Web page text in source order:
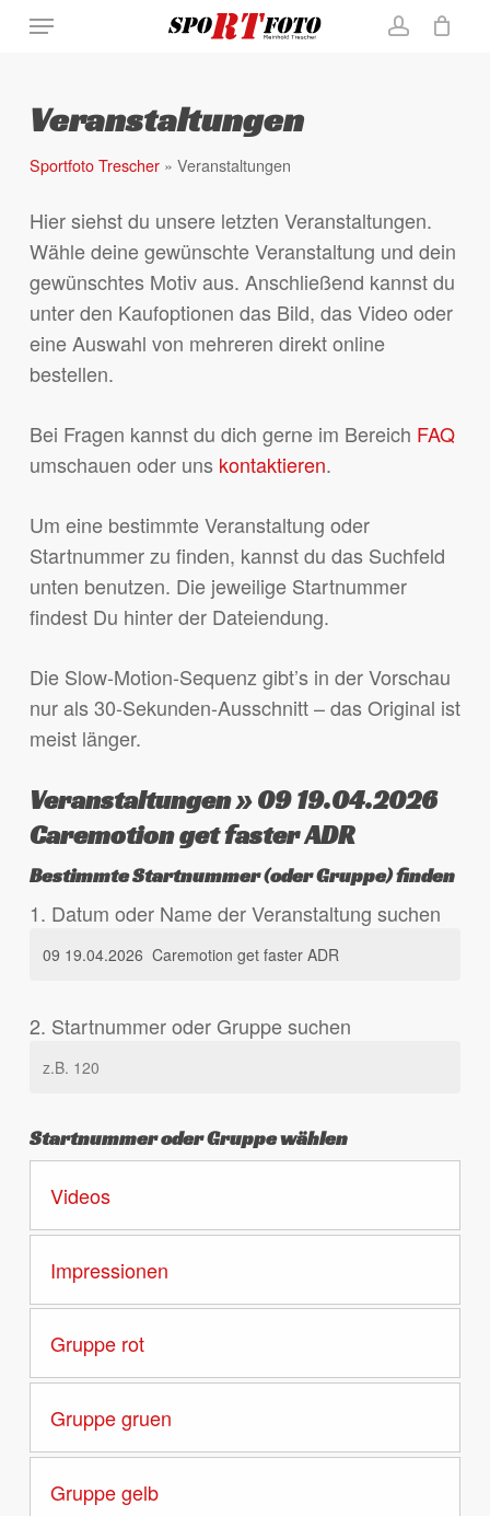
Skip
content
Menu
Veranstaltungen
Sportfoto Trescher» Veranstaltungen
Hier siehst du unsere letzten Veranstaltungen.
Wähle deine gewünschte Veranstaltung und dein
gewünschtes Motiv aus. Anschließend kannst du
unter den Kaufoptionen das Bild, das Video oder
eine Auswahl von mehreren direkt online
bestellen.
Bei Fragen kannst du dich gerne im Bereich FAQ
umschauen oder uns kontaktieren.
Um eine bestimmte Veranstaltung oder
Startnummer zu finden, kannst du das Suchfeld
unten benutzen. Die jeweilige Startnummer
findest Du hinter der Dateiendung.
Die Slow-Motion-Sequenz gibt’s in der Vorschau
nur als 30-Sekunden-Ausschnitt – das Original ist
meist länger.
Veranstaltungen » 09 19.04.2026
Caremotion get faster ADR
Bestimmte Startnummer (oder Gruppe) finden
1. Datum oder Name der Veranstaltung suchen
2. Startnummer oder Gruppe suchen
Startnummer oder Gruppe wählen
Videos
Impressionen
Gruppe rot
Gruppe gruen
Gruppe gelb